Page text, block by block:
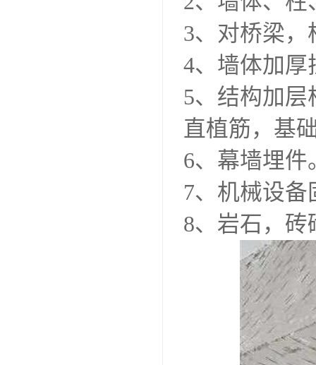
3、对桥梁
4、墙体加厚
5、结构加
直植筋，基
6、幕墙埋件
7、机械设备
8、岩石，砖